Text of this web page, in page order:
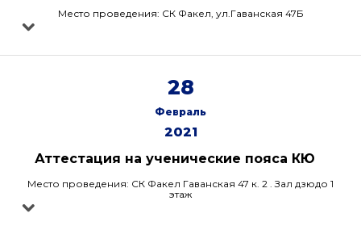
Место проведения: СК Факел, ул.Гаванская 47Б
28
Февраль
2021
Аттестация на ученические пояса КЮ
Место проведения: СК Факел Гаванская 47 к. 2 . Зал дзюдо 1
этаж